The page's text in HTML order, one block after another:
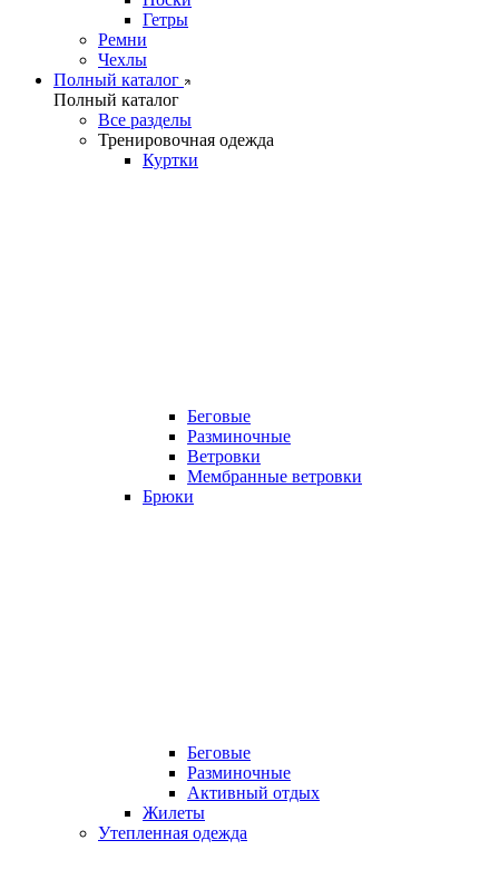
Гетры
Ремни
Чехлы
Полный каталог
Полный каталог
Все разделы
Тренировочная одежда
Куртки
Беговые
Разминочные
Ветровки
Мембранные ветровки
Брюки
Беговые
Разминочные
Активный отдых
Жилеты
Утепленная одежда